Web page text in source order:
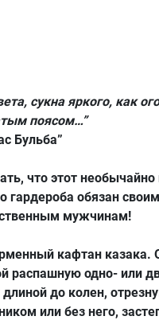
сукна яркого, как
поясом…”
Бульба”
что этот
гардероба обязан своим
мужчинам!
кафтан казака.
распашную одно- или
длиной до колен,
или без него,